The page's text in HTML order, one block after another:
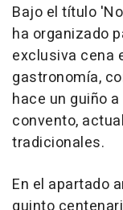
Bajo el título
ha organizado
exclusiva cena
gastronomía,
hace un guiño
convento,
tradicionales.
En el apartado